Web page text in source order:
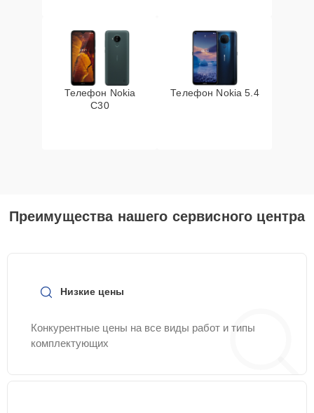
Телефон Nokia
C30
Телефон Nokia 5.4
Преимущества нашего сервисного центра
Низкие цены
Конкурентные цены на все виды работ и типы
комплектующих